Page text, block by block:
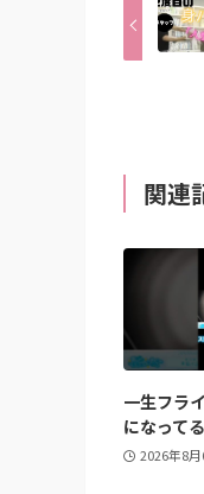
関連
一生フラ
になって
2026年8月